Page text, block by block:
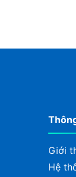
Giới
Hệ